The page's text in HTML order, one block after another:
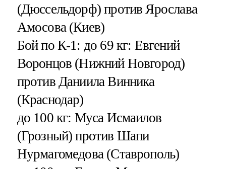
(Дюссельдорф) против Ярослава
Амосова (Киев)
Бой по К-1: до 69 кг: Евгений
Воронцов (Нижний Новгород)
против Даниила Винника
(Краснодар)
до 100 кг: Муса Исмаилов
(Грозный) против Шапи
Нурмагомедова (Ставрополь)